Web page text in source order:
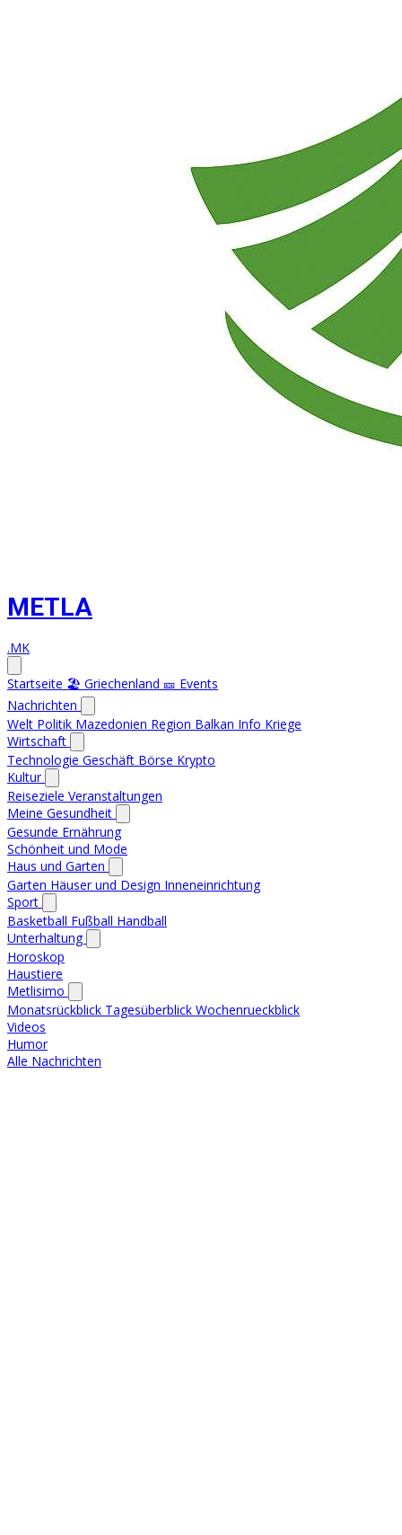
METLA
.MK
Startseite 🏖️ Griechenland 🎫 Events
Nachrichten
Welt Politik Mazedonien Region Balkan Info Kriege
Wirtschaft
Technologie Geschäft Börse Krypto
Kultur
Reiseziele Veranstaltungen
Meine Gesundheit
Gesunde Ernährung
Schönheit und Mode
Haus und Garten
Garten Häuser und Design Inneneinrichtung
Sport
Basketball Fußball Handball
Unterhaltung
Horoskop
Haustiere
Metlisimo
Monatsrückblick Tagesüberblick Wochenrueckblick
Videos
Humor
Alle Nachrichten